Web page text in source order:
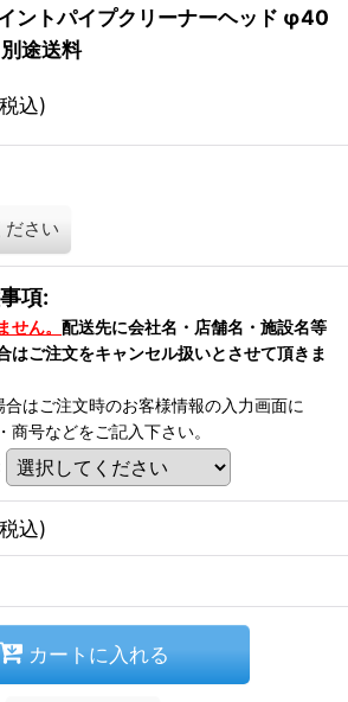
ントパイプクリーナーヘッド φ40
途送料
込)
ださい
項:
ん。 配送先に会社名・店舗名・施設名等
はご注文をキャンセル扱いとさせて頂きま
はご注文時のお客様情報の入力画面に
号などをご記入下さい。
込)
カートに入れる